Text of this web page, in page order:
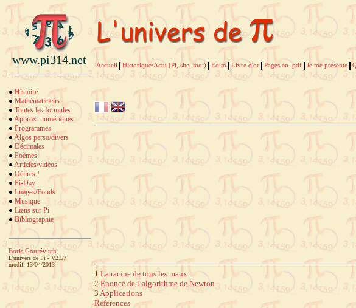
www.pi314.net
Histoire
Mathématiciens
Toutes les formules
Approx. numériques
Programmes
Algos perso/divers
Décimales
Poèmes
Articles/vidéos
Délires !
Pi-Day
Images/Fonds
Musique
Liens sur Pi
Bibliographie
Boris Gourévitch
L'univers de Pi - V2.57
modif. 13/04/2013
Accueil Historique/Actu (Pi, site, moi) Edito Livre d'or Pages en .pdf Je me présente
1 La racine de tous les maux
2 Enoncé de l’algorithme de Newton
3 Applications
References